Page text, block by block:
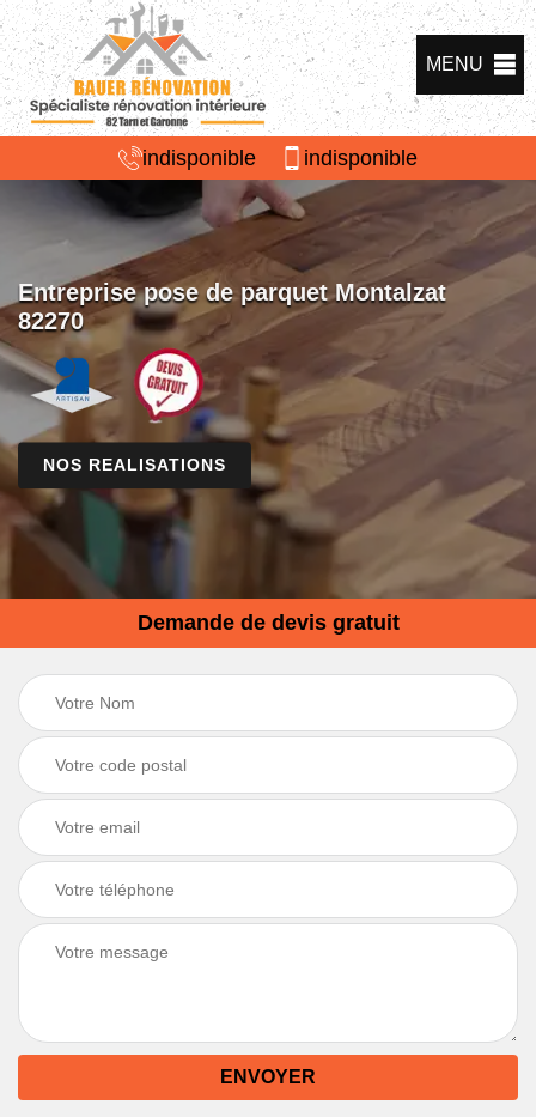
MENU
indisponible indisponible
Entreprise pose de parquet Montalzat
82270
NOS REALISATIONS
Demande de devis gratuit